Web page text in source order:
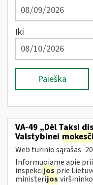
Iki
Paieška
VA-49 „Dėl Taksi
Valstybinei
Web turinio sąrašas
Informuojame apie
inspekcijos prie
ministerijos viršininko